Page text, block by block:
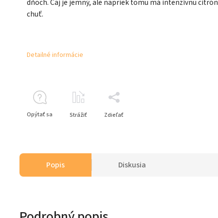
dňoch. Čaj je jemný, ale napriek tomu má intenzívnu
chuť.
Detailné informácie
Opýtať sa Strážiť Zdieľať
Popis Diskusia